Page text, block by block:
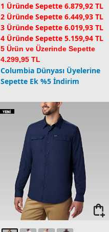
1 Üründe Sepette 6.879,92 TL
2 Üründe Sepette 6.449,93 TL
3 Üründe Sepette 6.019,93 TL
4 Üründe Sepette 5.159,94 TL
5 Ürün ve Üzerinde Sepette
4.299,95 TL
Columbia Dünyası Üyelerine
Sepette Ek %5 İndirim